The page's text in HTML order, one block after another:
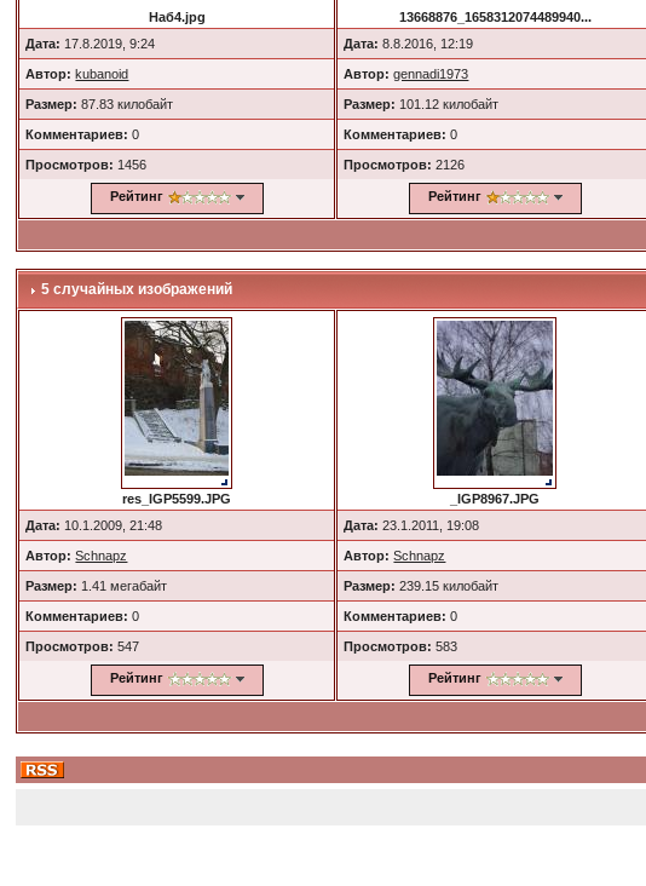
Наб4.jpg
Дата: 17.8.2019, 9:24
Автор: kubanoid
Размер: 87.83 килобайт
Комментариев: 0
Просмотров: 1456
Рейтинг
13668876_1658312074489940...
Дата: 8.8.2016, 12:19
Автор: gennadi1973
Размер: 101.12 килобайт
Комментариев: 0
Просмотров:2126
Рейтинг
5 случайных изображений
res_IGP5599.JPG
Дата: 10.1.2009, 21:48
Автор: Schnapz
Размер: 1.41 мегабайт
Комментариев: 0
Просмотров:547
Рейтинг
_IGP8967.JPG
Дата: 23.1.2011, 19:08
Автор: Schnapz
Размер: 239.15 килобайт
Комментариев: 0
Просмотров:583
Рейтинг